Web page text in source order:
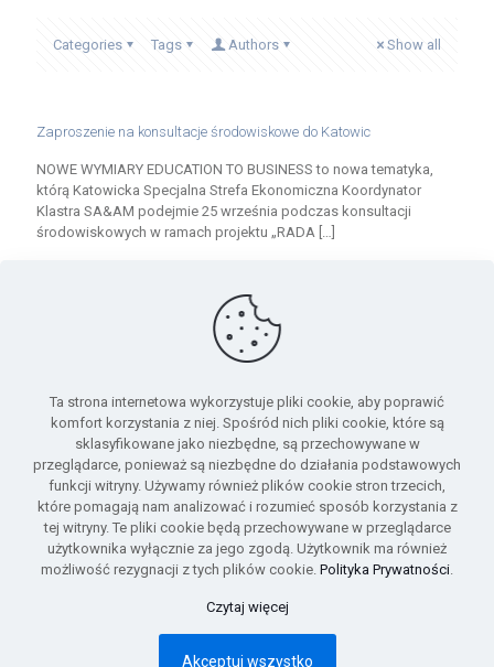
Categories Tags Authors Show all
Zaproszenie na konsultacje środowiskowe do Katowic
NOWE WYMIARY EDUCATION TO BUSINESS to nowa tematyka,
którą Katowicka Specjalna Strefa Ekonomiczna Koordynator
Klastra SA&AM podejmie 25 września podczas konsultacji
środowiskowych w ramach projektu „RADA […]
Umowa o współpracy w zakresie organizacji i prowadzenia
Sektorowej Rady do spraw kompetencji 12/DRK/SRS/2025
© 2025 Sektorowa Rada ds. Motoryzacji i Usługi
Ta strona internetowa wykorzystuje pliki cookie, aby poprawić
komfort korzystania z niej. Spośród nich pliki cookie, które są
sklasyfikowane jako niezbędne, są przechowywane w
przeglądarce, ponieważ są niezbędne do działania podstawowych
funkcji witryny. Używamy również plików cookie stron trzecich,
które pomagają nam analizować i rozumieć sposób korzystania z
tej witryny. Te pliki cookie będą przechowywane w przeglądarce
użytkownika wyłącznie za jego zgodą. Użytkownik ma również
możliwość rezygnacji z tych plików cookie. Polityka Prywatności.
Czytaj więcej
Akceptuj wszystko